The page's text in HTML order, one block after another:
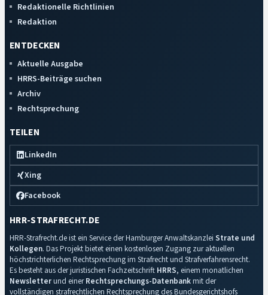
Redaktionelle Richtlinien
Redaktion
ENTDECKEN
Aktuelle Ausgabe
HRRS-Beiträge suchen
Archiv
Rechtsprechung
TEILEN
LinkedIn
Xing
Facebook
HRR-STRAFRECHT.DE
HRR-Strafrecht.de ist ein Service der Hamburger Anwaltskanzlei Strate und
Kollegen. Das Projekt bietet einen kostenlosen Zugang zur aktuellen
höchstrichterlichen Rechtsprechung im Strafrecht und Strafverfahrensrecht.
Es besteht aus der juristischen Fachzeitschrift HRRS, einem monatlichen
Newsletterund einerRechtsprechungs-Datenbankmit der
vollständigen strafrechtlichen Rechtsprechung des Bundesgerichtshofs